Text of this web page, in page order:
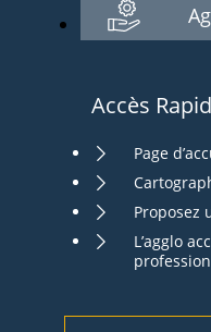
Accès
Page
Proposez
L’agglo